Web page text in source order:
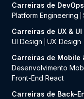
Carreiras de
Platform Engineering
Carreiras de UX & UI
UI Design
UX Design
Carreiras de Mobile
Desenvolvimento
Front-End React
Carreiras de Back-